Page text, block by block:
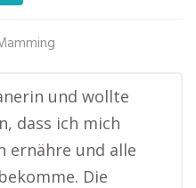
und wollte
dass ich mich
ernähre und alle
Die